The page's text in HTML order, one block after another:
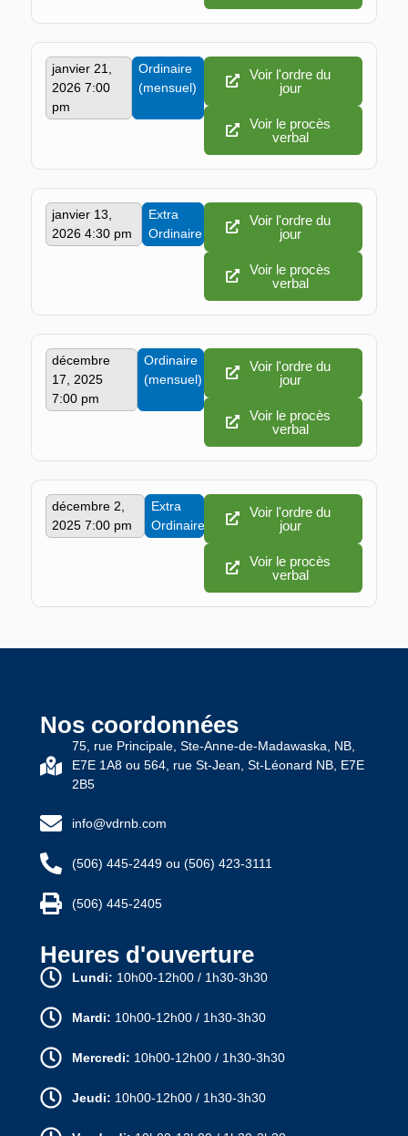
janvier 21,
2026 7:00
pm
Ordinaire
(mensuel)
Voir l'ordre du
jour
Voir le procès
verbal
janvier 13,
2026 4:30 pm
Extra
Ordinaire
Voir l'ordre du
jour
Voir le procès
verbal
décembre
17, 2025
7:00 pm
Ordinaire
(mensuel)
Voir l'ordre du
jour
Voir le procès
verbal
décembre 2,
2025 7:00 pm
Extra
Ordinaire
Voir l'ordre du
jour
Voir le procès
verbal
Nos coordonnées
75, rue Principale, Ste-Anne-de-Madawaska, NB,
E7E 1A8 ou 564, rue St-Jean, St-Léonard NB, E7E
2B5
info@vdrnb.com
(506) 445-2449 ou (506) 423-3111
(506) 445-2405
Heures d'ouverture
Lundi: 10h00-12h00 / 1h30-3h30
Mardi: 10h00-12h00 / 1h30-3h30
Mercredi: 10h00-12h00 / 1h30-3h30
Jeudi: 10h00-12h00 / 1h30-3h30